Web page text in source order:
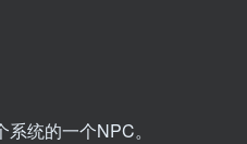
统的一个NPC。